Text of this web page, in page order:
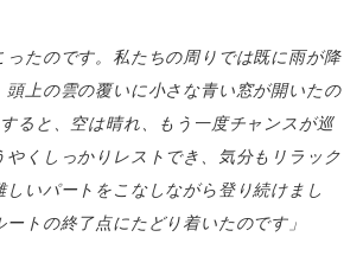
ったのです。私たちの周りでは既に雨が降
頭上の雲の覆いに小さな青い窓が開いたの
ると、空は晴れ、もう一度チャンスが巡
やくしっかりレストでき、気分もリラック
しいパートをこなしながら登り続けまし
トの終了点にたどり着いたのです」